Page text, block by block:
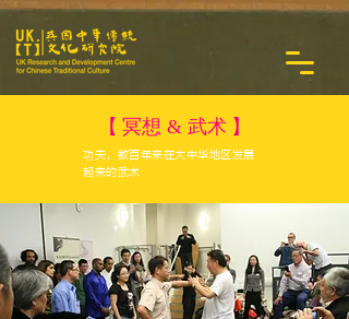
【 冥想 & 武术 】
功夫，数百年来在大中华地区发展
起来的武术